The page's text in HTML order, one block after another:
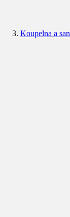
Koupelna a